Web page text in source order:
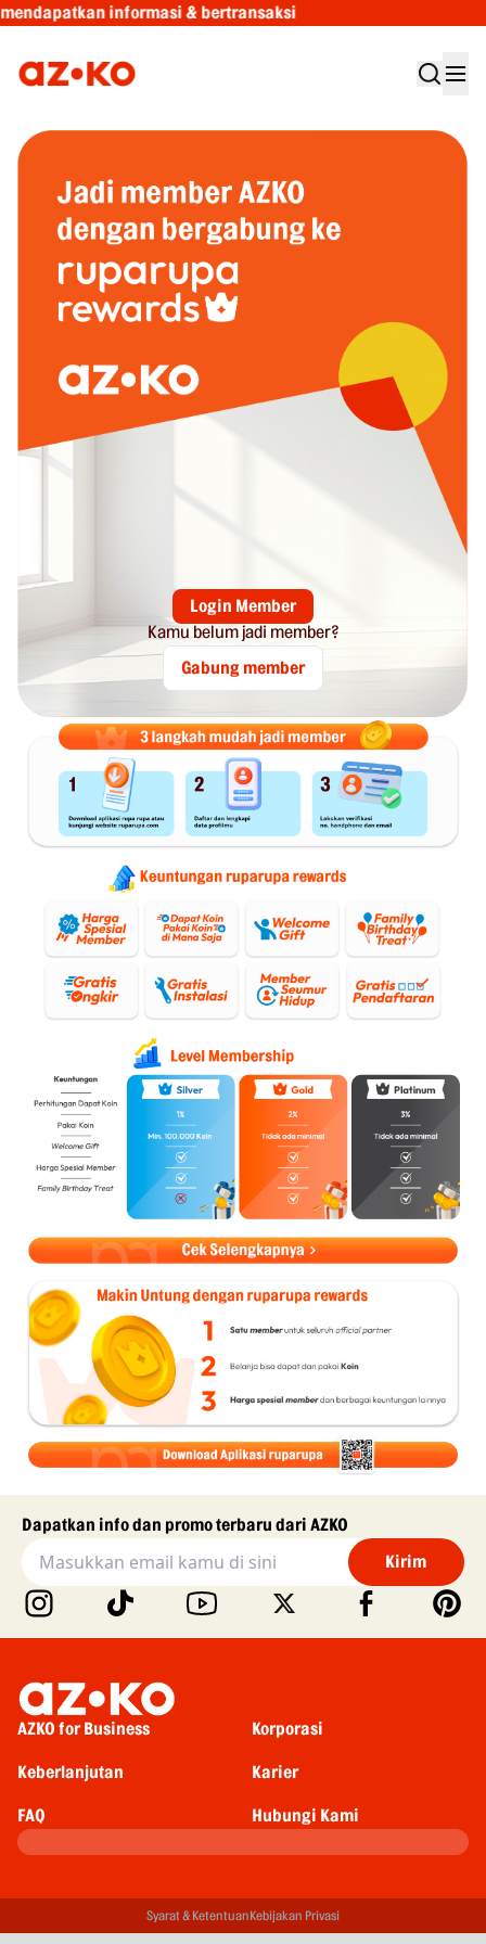
informasi & bertransaksi
Login Member
Kamu belum jadi member?
Gabung member
Dapatkan info dan promo terbaru dari AZKO
Kirim
AZKO for Business Korporasi
Keberlanjutan Karier
FAQ Hubungi Kami
Syarat & Ketentuan Kebijakan Privasi